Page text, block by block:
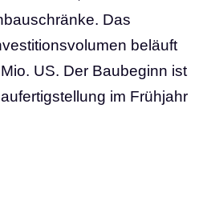
Das
beläuft
US. Der Baubeginn ist
im Frühjahr